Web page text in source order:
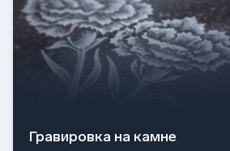
Гравировка на камне